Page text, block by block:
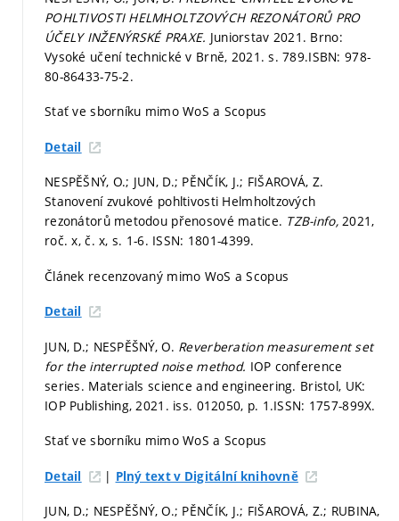
POHLTIVOSTI HELMHOLTZOVÝCH REZONÁTORŮ PRO
ÚČELY INŽENÝRSKÉ PRAXE. Juniorstav 2021. Brno:
Vysoké učení technické v Brně, 2021.s. 789.ISBN: 978-
80-86433-75-2.
Stať ve sborníku mimo WoS a Scopus
Detail
NESPĚŠNÝ, O.; JUN, D.; PĚNČÍK, J.; FIŠAROVÁ, Z.
Stanovení zvukové pohltivosti Helmholtzových
rezonátorů metodou přenosové matice. TZB-info,2021,
roč. x, č. x, s. 1-6. ISSN: 1801-4399.
Článek recenzovaný mimo WoS a Scopus
Detail
JUN, D.; NESPĚŠNÝ, O. Reverberation measurement set
for the interrupted noise method. IOP conference
series. Materials science and engineering. Bristol, UK:
IOP Publishing, 2021. iss. 012050, p. 1.ISSN: 1757-899X.
Stať ve sborníku mimo WoS a Scopus
Detail | Plný text v Digitální knihovně
JUN, D.; NESPĚŠNÝ, O.; PĚNČÍK, J.; FIŠAROVÁ, Z.; RUBINA,